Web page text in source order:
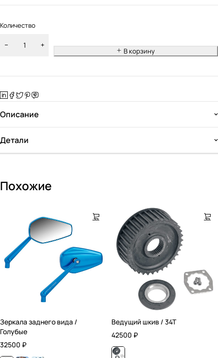
Количество
В корзину
Описание
Детали
Похожие
Зеркала заднего вида /
Голубые
32500 ₽
Ведущий шкив / 34T
42500 ₽